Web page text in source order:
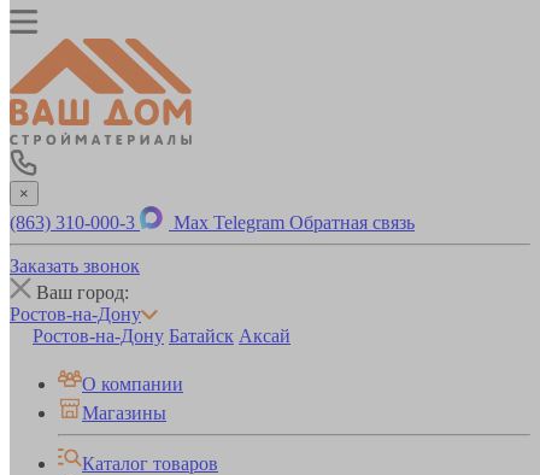
×
(863) 310-000-3 Max Telegram Обратная связь
Заказать звонок
Ваш город:
Ростов-на-Дону
Ростов-на-Дону Батайск Аксай
О компании
Магазины
Каталог товаров